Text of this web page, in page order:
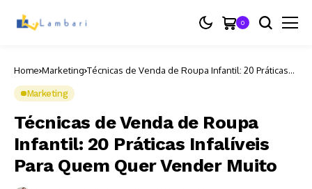
0
Home Marketing Técnicas de Venda de Roupa Infantil: 20 Práticas
Marketing
Técnicas de Venda de Roupa
Infantil: 20 Práticas Infalíveis
Para Quem Quer Vender Muito